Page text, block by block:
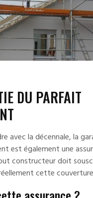
DU PARFAIT
avec la décennale, la
est également une
constructeur doit
cette